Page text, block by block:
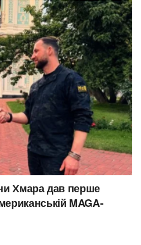
Хмара дав перше
MAGA-